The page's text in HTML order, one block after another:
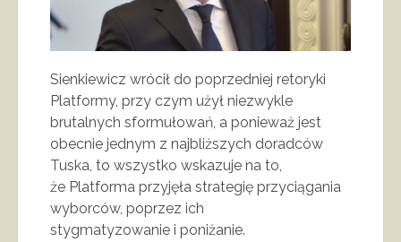
Sienkiewicz wrócił do poprzedniej retoryki
Platformy, przy czym użył niezwykle
brutalnych sformułowań, a ponieważ jest
obecnie jednym z najbliższych doradców
Tuska, to wszystko wskazuje na to,
że Platforma przyjęła strategię przyciągania
wyborców, poprzez ich
stygmatyzowanie i poniżanie.